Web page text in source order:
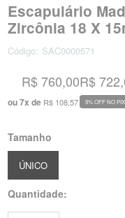
Escapulário
Zircônia 18 X
Código: SAC0000571
R$ 760,00
ou7x de R$ 108,57
R$
5% OFF NO PIX
Tamanho
ÚNICO
Quantidade: